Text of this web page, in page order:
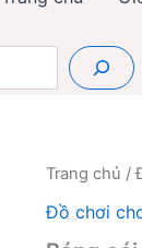
Trang chủ /
Đồ chơi